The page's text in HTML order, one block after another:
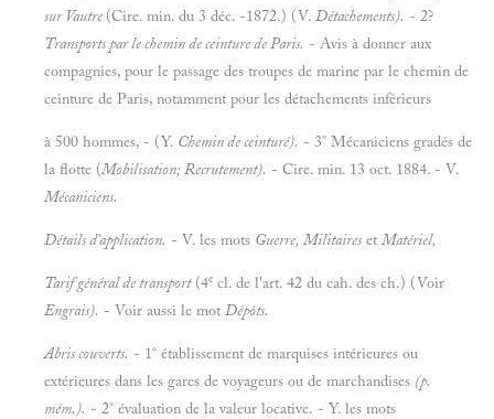
sur Vautre (Cire. min. du 3 déc. -1872.) (V. Détachements). - 2?
Transports par le chemin de ceinture de Paris. - Avis à donner aux
compagnies, pour le passage des troupes de marine par le chemin de
ceinture de Paris, notamment pour les détachements inférieurs
à 500 hommes, - (Y. Chemin de ceinturé). - 3° Mécaniciens gradés de
la flotte (Mobilisation; Recrutement). - Cire. min. 13 oct. 1884. - V.
Mécaniciens.
Détails d'application. - V. les mots Guerre, Militaires etMatériel,
Tarif général de transport(4e cl. de l'art. 42 du cah. des ch.) (Voir
Engrais). - Voir aussi le motDépôts.
Abris couverts. - 1° établissement de marquises intérieures ou
extérieures dans les gares de voyageurs ou de marchandises (p.
mém.). - 2° évaluation de la valeur locative. - Y. les mots